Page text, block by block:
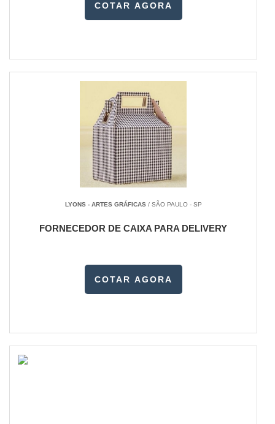
COTAR AGORA
LYONS - ARTES GRÁFICAS/ SÃO PAULO - SP
FORNECEDOR DE CAIXA PARA DELIVERY
COTAR AGORA